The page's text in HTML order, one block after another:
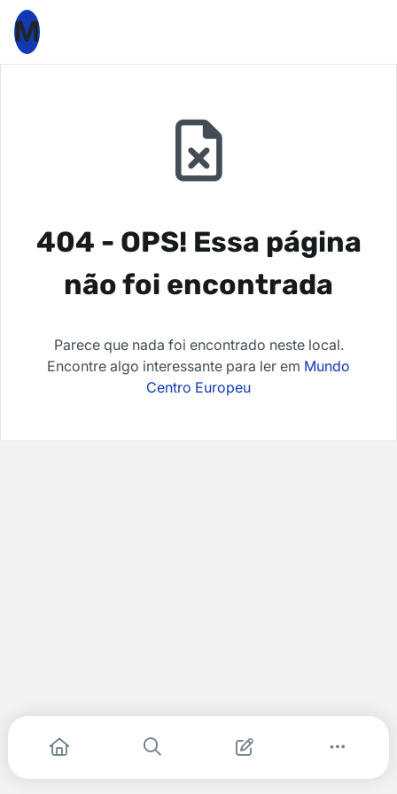
M
404 - OPS! Essa página
não foi encontrada
Parece que nada foi encontrado neste local.
Encontre algo interessante para ler em Mundo
Centro Europeu